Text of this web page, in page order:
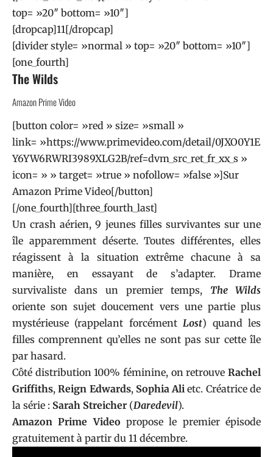
top= »20″ bottom= »10″]
[dropcap]11[/dropcap]
[divider style= »normal » top= »20″ bottom= »10″]
[one_fourth]
The Wilds
Amazon Prime Video
[button color= »red » size= »small »
link= »https://www.primevideo.com/detail/0JXO0Y1E
Y6YW6RWRI3989XLG2B/ref=dvm_src_ret_fr_xx_s »
icon= » » target= »true » nofollow= »false »]Sur
Amazon Prime Video[/button]
[/one_fourth][three_fourth_last]
Un crash aérien, 9 jeunes filles survivantes sur une
île apparemment déserte. Toutes différentes, elles
réagissent à la situation extrême chacune à sa
manière, en essayant de s’adapter. Drame
survivaliste dans un premier temps, The Wilds
oriente son sujet doucement vers une partie plus
mystérieuse (rappelant forcément Lost) quand les
filles comprennent qu’elles ne sont pas sur cette île
par hasard.
Côté distribution 100% féminine, on retrouve Rachel
Griffiths,Reign Edwards, Sophia Ali etc. Créatrice de
la série : Sarah Streicher (Daredevil).
Amazon Prime Video propose le premier épisode
gratuitement à partir du 11 décembre.